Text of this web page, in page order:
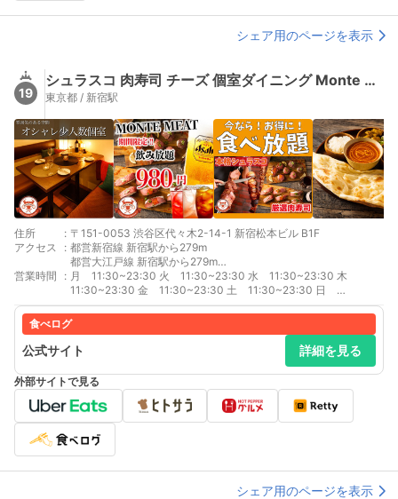
シェア用のページを表示
19
シュラスコ 肉寿司 チーズ 個室ダイニング Monte Meat 新宿西口店
東京都 / 新宿駅
住所 : 〒151-0053 渋谷区代々木2-14-1 新宿松本ビル B1F
アクセス
: 都営新宿線 新宿駅から279m
都営大江戸線 新宿駅から279m
京王新線 新線新宿駅から279m
小田急線 南新宿駅から415m
京王線 新宿駅から431m
JR山手線 新宿駅から466m
JR湘南新宿ライン 新宿駅から466m
JR成田エクスプレス 新宿駅から466m
JR埼京線 新宿駅から466m
JR中央・総武線 新宿駅から466m
JR中央線(快速) 新宿駅から466m
JR中央本線(東京ｰ塩尻) 新宿駅から466m
都営大江戸線 都庁前駅から556m
小田急線 新宿駅から572m
都営大江戸線 代々木駅から603m
JR中央・総武線 代々木駅から640m
JR山手線 代々木駅から640m
東京メトロ丸ノ内線 新宿駅から710m
営業時間 : 月 11:30~23:30 火 11:30~23:30 水 11:30~23:30 木
11:30~23:30 金 11:30~23:30 土 11:30~23:30 日
11:30~23:30 急なご予約もお気軽にお問い合わせください♪
食べログ
公式サイト 詳細を見る
外部サイトで見る
シェア用のページを表示